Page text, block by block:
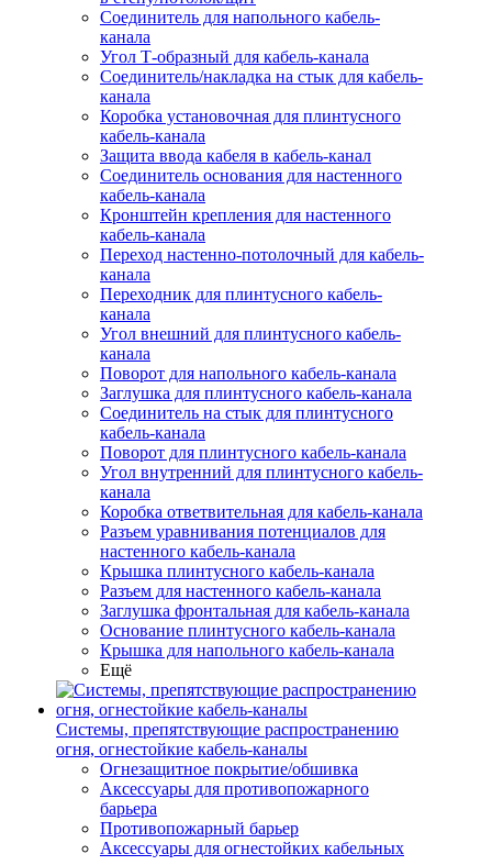
Соединитель для напольного кабель-
канала
Угол Т-образный для кабель-канала
Соединитель/накладка на стык для кабель-
канала
Коробка установочная для плинтусного
кабель-канала
Защита ввода кабеля в кабель-канал
Соединитель основания для настенного
кабель-канала
Кронштейн крепления для настенного
кабель-канала
Переход настенно-потолочный для кабель-
канала
Переходник для плинтусного кабель-
канала
Угол внешний для плинтусного кабель-
канала
Поворот для напольного кабель-канала
Заглушка для плинтусного кабель-канала
Соединитель на стык для плинтусного
кабель-канала
Поворот для плинтусного кабель-канала
Угол внутренний для плинтусного кабель-
канала
Коробка ответвительная для кабель-канала
Разъем уравнивания потенциалов для
настенного кабель-канала
Крышка плинтусного кабель-канала
Разъем для настенного кабель-канала
Заглушка фронтальная для кабель-канала
Основание плинтусного кабель-канала
Крышка для напольного кабель-канала
Ещё
Системы, препятствующие распространению
огня, огнестойкие кабель-каналы
Огнезащитное покрытие/обшивка
Аксессуары для противопожарного
барьера
Противопожарный барьер
Аксессуары для огнестойких кабельных